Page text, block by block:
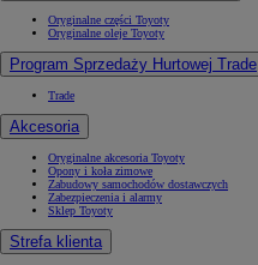
Oryginalne części Toyoty
Oryginalne oleje Toyoty
Program Sprzedaży Hurtowej Trade
Trade
Akcesoria
Oryginalne akcesoria Toyoty
Opony i koła zimowe
Zabudowy samochodów dostawczych
Zabezpieczenia i alarmy
Sklep Toyoty
Strefa klienta